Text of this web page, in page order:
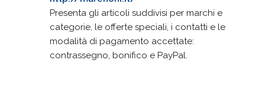
Presenta gli articoli suddivisi per marchi e
categorie, le offerte speciali, i contatti e le
modalità di pagamento accettate:
contrassegno, bonifico e PayPal.